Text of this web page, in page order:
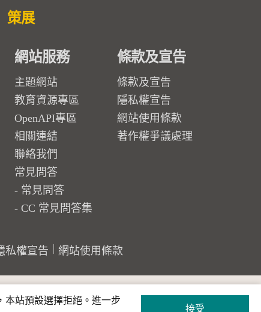
策展
網站服務
主題網站
教育資源專區
OpenAPI專區
相關連結
聯絡我們
常見問答
常見問答
CC 常見問答集
條款及宣告
條款及宣告
隱私權宣告
網站使用條款
著作權爭議處理
私權宣告 網站使用條款
本站預設選擇拒絕。進一步
接受